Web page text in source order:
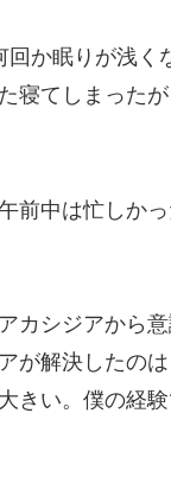
か眠りが浅く
寝てしまった
前中は忙しか
カシジアから
が解決したの
きい。僕の経